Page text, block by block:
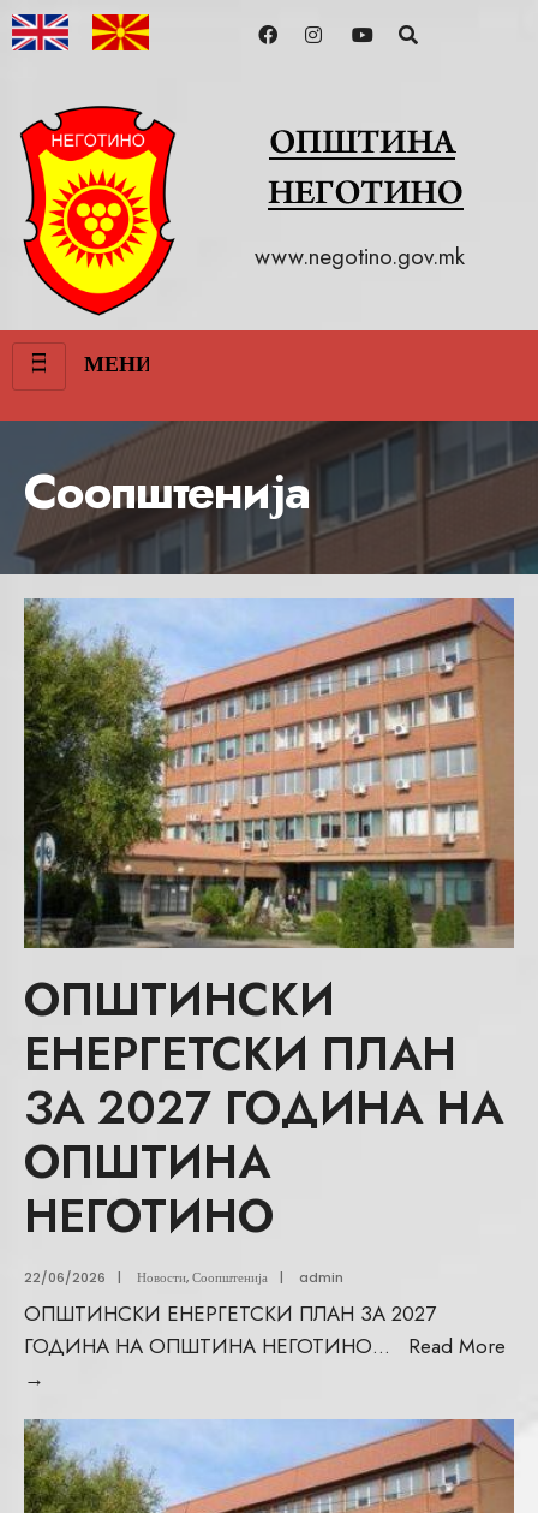
www.negotino.gov.mk
МЕНИ
III
Соопштенија
ОПШТИНСКИ
ЕНЕРГЕТСКИ ПЛАН
ЗА 2027 ГОДИНА НА
ОПШТИНА
НЕГОТИНО
22/06/2026 | Новости,Соопштенија | admin
ОПШТИНСКИ ЕНЕРГЕТСКИ ПЛАН ЗА 2027
ГОДИНА НА ОПШТИНА НЕГОТИНО...
Read More
→